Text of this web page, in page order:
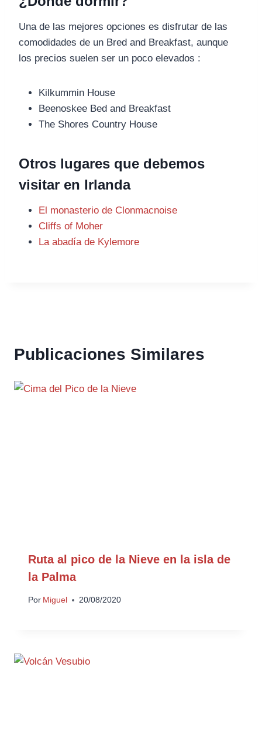
Una de las mejores opciones es disfrutar de las
comodidades de un Bred and Breakfast, aunque
los precios suelen ser un poco elevados :
Kilkummin House
Beenoskee Bed and Breakfast
The Shores Country House
Otros lugares que debemos
visitar en Irlanda
El monasterio de Clonmacnoise
Cliffs of Moher
La abadía de Kylemore
Publicaciones Similares
Ruta al pico de la Nieve en la isla de
la Palma
Por Miguel 20/08/2020